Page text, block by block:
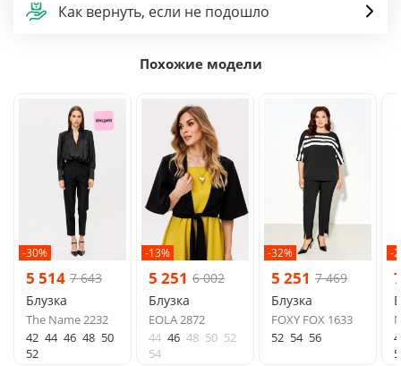
Как вернуть, если не подошло
Похожие модели
-30%
5 514 7 643
Блузка
The Name 2232
42 44 46 48 50
52
-13%
5 251 6 002
Блузка
EOLA 2872
44 46 48 50 52
54
-32%
5 251 7 469
Блузка
FOXY FOX 1633
52 54 56
-